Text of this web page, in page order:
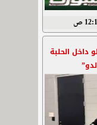
سبيد يخطو داخل الحلبة